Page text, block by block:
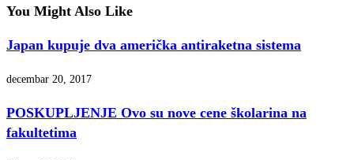
You Might Also Like
Japan kupuje dva američka antiraketna sistema
decembar 20, 2017
POSKUPLJENJE Ovo su nove cene školarina na
fakultetima